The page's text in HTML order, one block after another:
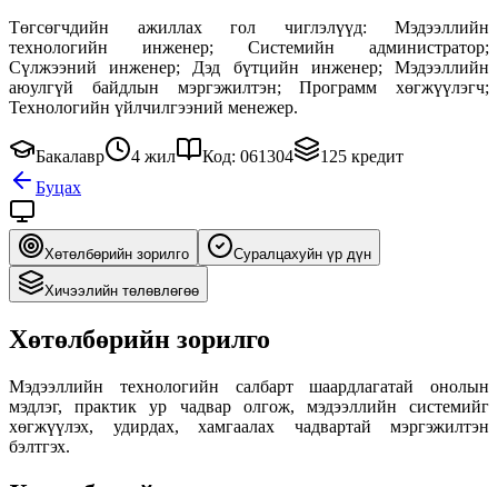
Төгсөгчдийн ажиллах гол чиглэлүүд: Мэдээллийн
технологийн инженер; Системийн администратор;
Сүлжээний инженер; Дэд бүтцийн инженер; Мэдээллийн
аюулгүй байдлын мэргэжилтэн; Программ хөгжүүлэгч;
Технологийн үйлчилгээний менежер.
Бакалавр 4 жил Код: 061304
125 кредит
Буцах
Хөтөлбөрийн зорилго Суралцахуйн үр дүн
Хичээлийн төлөвлөгөө
Хөтөлбөрийн зорилго
Мэдээллийн технологийн салбарт шаардлагатай онолын
мэдлэг, практик ур чадвар олгож, мэдээллийн системийг
хөгжүүлэх, удирдах, хамгаалах чадвартай мэргэжилтэн
бэлтгэх.